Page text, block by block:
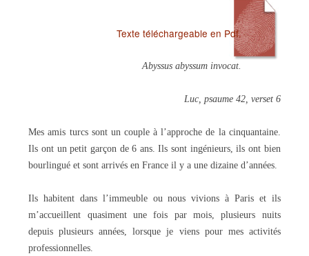
Texte téléchargeable en Pdf.
Abyssus abyssum invocat.
Luc, psaume 42, verset 6
Mes amis turcs sont un couple à l’approche de la cinquantaine.
Ils ont un petit garçon de 6 ans. Ils sont ingénieurs, ils ont bien
bourlingué et sont arrivés en France il y a une dizaine d’années.
Ils habitent dans l’immeuble ou nous vivions à Paris et ils
m’accueillent quasiment une fois par mois, plusieurs nuits
depuis plusieurs années, lorsque je viens pour mes activités
professionnelles.